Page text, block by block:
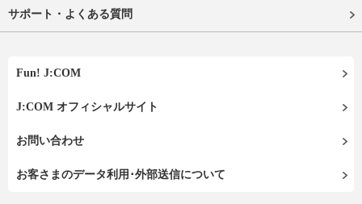
サポート・よくある質問
Fun! J:COM
J:COM オフィシャルサイト
お問い合わせ
お客さまのデータ利用･外部送信について